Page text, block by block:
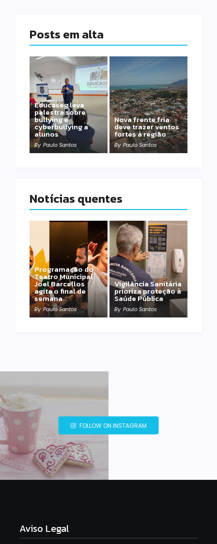
Posts em alta
Educaseg leva
palestra sobre
bullying e
cyberbullying a
alunos
By Paulo Santos
Nova frente fria
deve trazer ventos
fortes à região
By Paulo Santos
Notícias quentes
Programação do
Teatro Municipal
Joel Barcellos
agita o final de
semana
By Paulo Santos
Vigilância Sanitária
prioriza proteção à
Saúde Pública
By Paulo Santos
FOLLOW ON INSTAGRAM
Aviso Legal